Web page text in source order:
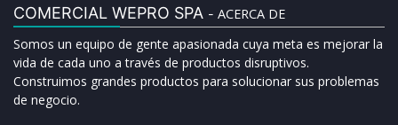
COMERCIAL WEPRO SPA - ACERCA DE
Somos un equipo de gente apasionada cuya meta es mejorar la
vida de cada uno a través de productos disruptivos.
Construimos grandes productos para solucionar sus problemas
de negocio.